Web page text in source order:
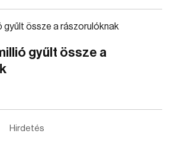
gyűlt össze a
Hirdetés